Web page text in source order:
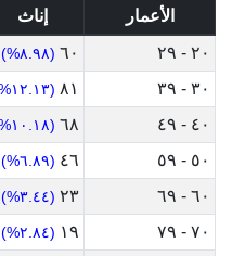
الأعمار
إناث
٢٠ - ٢٩
٦٠ (٨.٩٨%)
٣٠ - ٣٩ ٨١ (١٢.١٣%)
٤٠ - ٤٩ ٦٨ (١٠.١٨%)
٥٠ - ٥٩ ٤٦ (٦.٨٩%)
٦٠ - ٦٩ ٢٣ (٣.٤٤%)
٧٠ - ٧٩ ١٩ (٢.٨٤%)